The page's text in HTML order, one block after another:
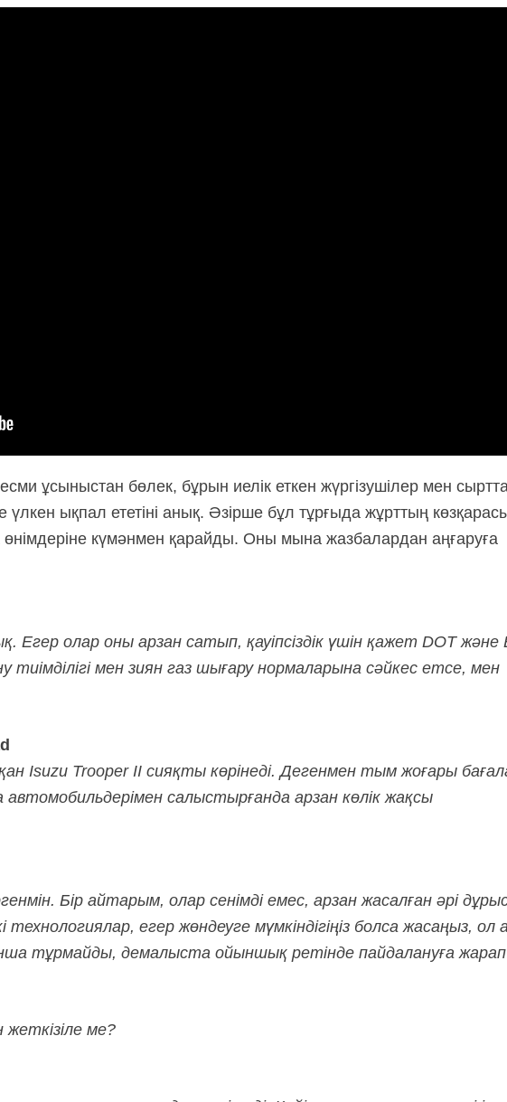
ұсыныстан бөлек, бұрын иелік еткен жүргізушілер мен
үлкен ықпал ететіні анық. Әзірше бұл тұрғыда жұрттың
өнімдеріне күмәнмен қарайды. Оны мына жазбалардан аңғаруға
Егер олар оны арзан сатып, қауіпсіздік үшін қажет DOT және
мен зиян газ шығару нормаларына сәйкес етсе, мен
Isuzu Trooper II сияқты көрінеді. Дегенмен тым жоғары
салыстырғанда арзан көлік жақсы
Бір айтарым, олар сенімді емес, арзан жасалған әрі
технологиялар, егер жөндеуге мүмкіндігіңіз болса жасаңыз, ол
тұрмайды, демалыста ойыншық ретінде пайдалануға жарап
ме?